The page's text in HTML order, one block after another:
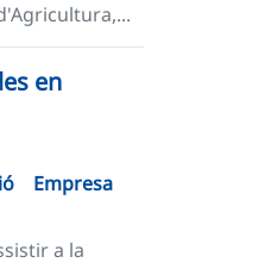
en
Empresa
a la